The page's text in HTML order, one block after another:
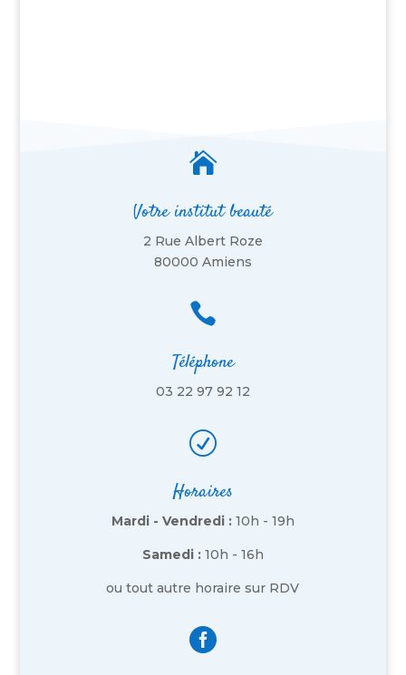

Votre institut beauté
2 Rue Albert Roze
80000 Amiens

Téléphone
03 22 97 92 12
R
Horaires
Mardi - Vendredi : 10h - 19h
Samedi : 10h - 16h
ou tout autre horaire sur RDV
